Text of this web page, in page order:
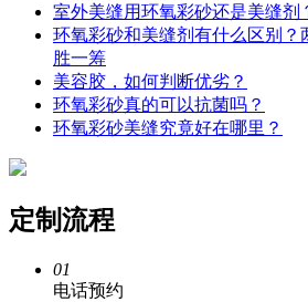
室外美缝用环氧彩砂还是美缝剂
环氧彩砂和美缝剂有什么区别？
胜一筹
美容胶，如何判断优劣？
环氧彩砂真的可以抗菌吗？
环氧彩砂美缝究竟好在哪里？
定制流程
01
电话预约